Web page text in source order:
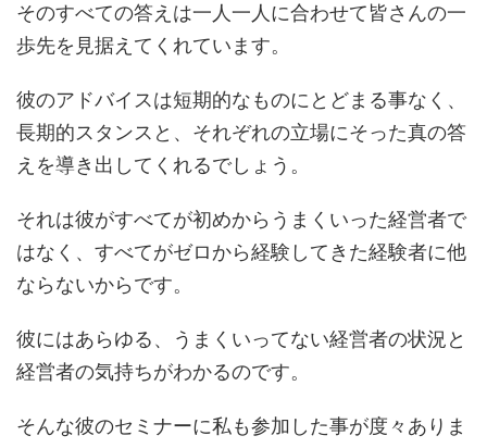
そのすべての答えは一人一人に合わせて皆さんの一
歩先を見据えてくれています。
彼のアドバイスは短期的なものにとどまる事なく、
長期的スタンスと、それぞれの立場にそった真の答
えを導き出してくれるでしょう。
それは彼がすべてが初めからうまくいった経営者で
はなく、すべてがゼロから経験してきた経験者に他
ならないからです。
彼にはあらゆる、うまくいってない経営者の状況と
経営者の気持ちがわかるのです。
そんな彼のセミナーに私も参加した事が度々ありま